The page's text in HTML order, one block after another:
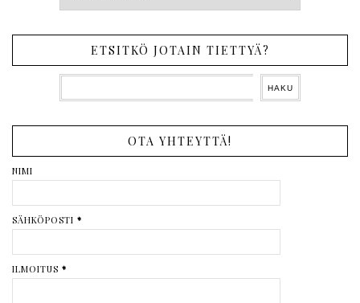
ETSITKÖ JOTAIN TIETTYÄ?
OTA YHTEYTTÄ!
NIMI
SÄHKÖPOSTI *
ILMOITUS *